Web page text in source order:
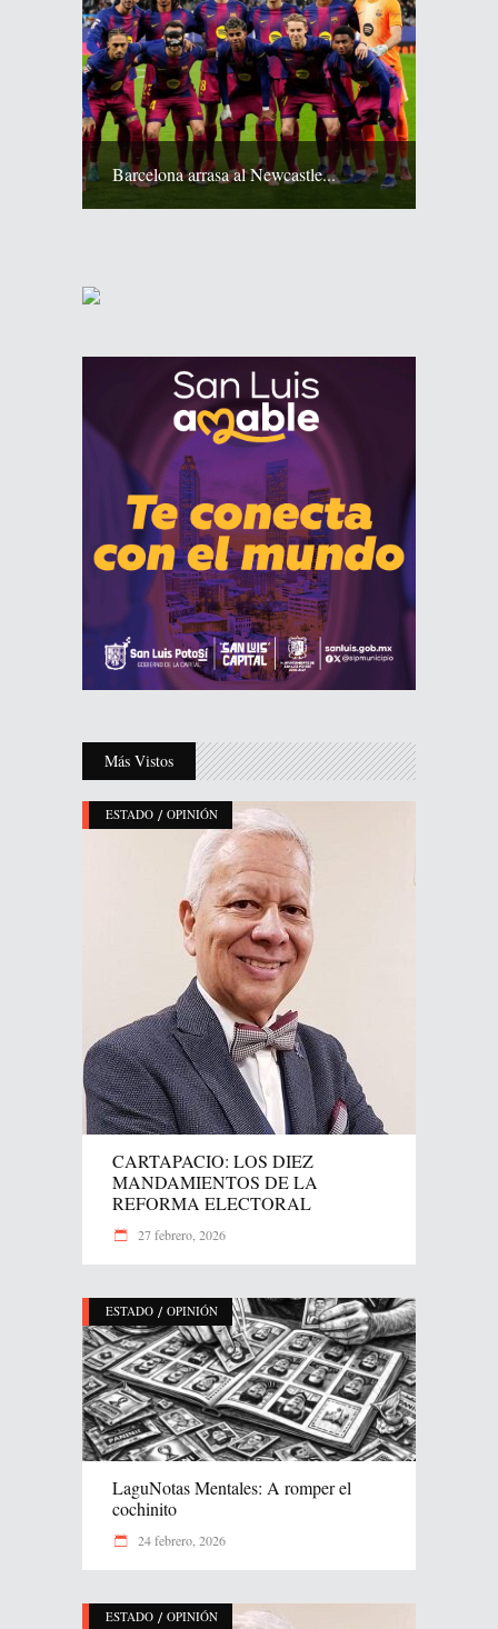
Barcelona arrasa al Newcastle...
Más Vistos
ESTADO / OPINIÓN
CARTAPACIO: LOS DIEZ
MANDAMIENTOS DE LA
REFORMA ELECTORAL
27 febrero, 2026
ESTADO / OPINIÓN
LaguNotas Mentales: A romper el
cochinito
24 febrero, 2026
ESTADO / OPINIÓN